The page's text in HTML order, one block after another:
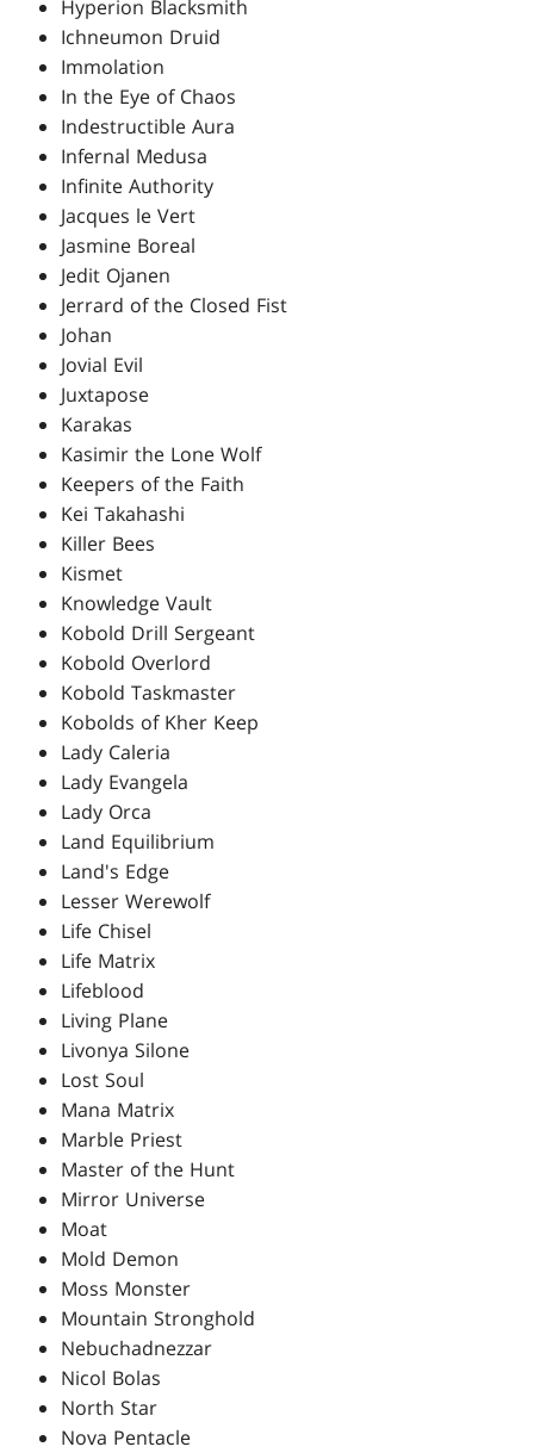
Hyperion Blacksmith
Ichneumon Druid
Immolation
In the Eye of Chaos
Indestructible Aura
Infernal Medusa
Infinite Authority
Jacques le Vert
Jasmine Boreal
Jedit Ojanen
Jerrard of the Closed Fist
Johan
Jovial Evil
Juxtapose
Karakas
Kasimir the Lone Wolf
Keepers of the Faith
Kei Takahashi
Killer Bees
Kismet
Knowledge Vault
Kobold Drill Sergeant
Kobold Overlord
Kobold Taskmaster
Kobolds of Kher Keep
Lady Caleria
Lady Evangela
Lady Orca
Land Equilibrium
Land's Edge
Lesser Werewolf
Life Chisel
Life Matrix
Lifeblood
Living Plane
Livonya Silone
Lost Soul
Mana Matrix
Marble Priest
Master of the Hunt
Mirror Universe
Moat
Mold Demon
Moss Monster
Mountain Stronghold
Nebuchadnezzar
Nicol Bolas
North Star
Nova Pentacle